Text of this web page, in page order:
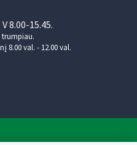
8.00-15.45.
trumpiau.
8.00 val. - 12.00 val.